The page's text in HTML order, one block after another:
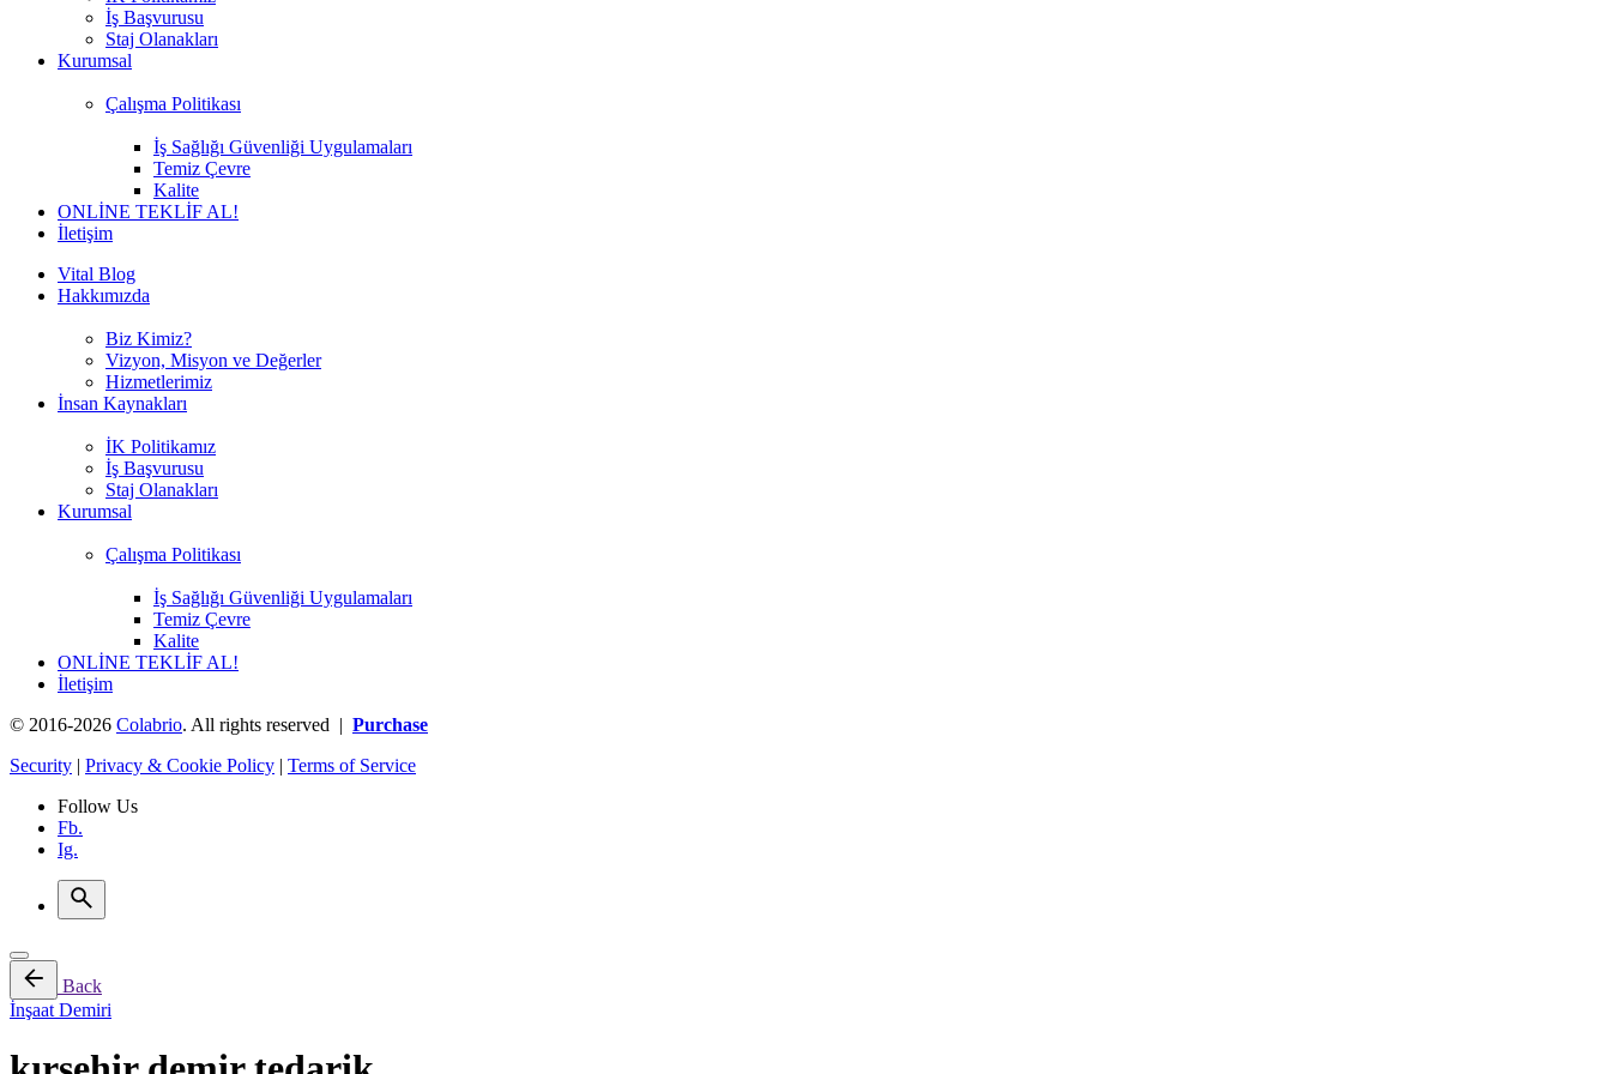
İş Başvurusu
Staj Olanakları
Kurumsal
Çalışma Politikası
İş Sağlığı Güvenliği Uygulamaları
Temiz Çevre
Kalite
ONLİNE TEKLİF AL!
İletişim
Vital Blog
Hakkımızda
Biz Kimiz?
Vizyon, Misyon ve Değerler
Hizmetlerimiz
İnsan Kaynakları
İK Politikamız
İş Başvurusu
Staj Olanakları
Kurumsal
Çalışma Politikası
İş Sağlığı Güvenliği Uygulamaları
Temiz Çevre
Kalite
ONLİNE TEKLİF AL!
İletişim
© 2016-2026 Colabrio. All rights reserved | Purchase
Security | Privacy & Cookie Policy | Terms of Service
Follow Us
Fb.
Ig.
Back
İnşaat Demiri